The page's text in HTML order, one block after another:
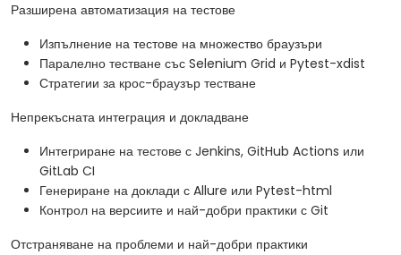
Разширена автоматизация на тестове
Изпълнение на тестове на множество браузъри
Паралелно тестване със Selenium Grid и Pytest-xdist
Стратегии за крос-браузър тестване
Непрекъсната интеграция и докладване
Интегриране на тестове с Jenkins, GitHub Actions или
GitLab CI
Генериране на доклади с Allure или Pytest-html
Контрол на версиите и най-добри практики с Git
Отстраняване на проблеми и най-добри практики